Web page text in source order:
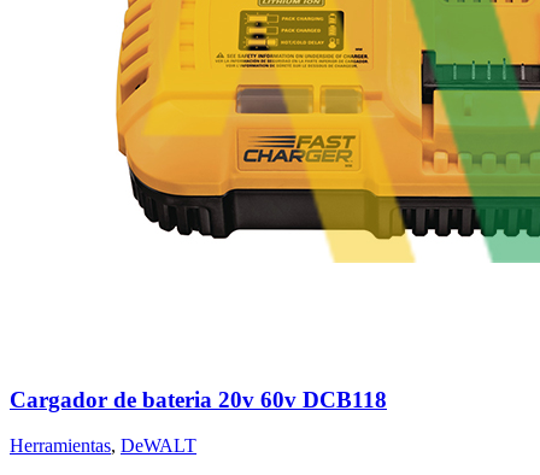
Cargador de bateria 20v 60v DCB118
Herramientas, DeWALT